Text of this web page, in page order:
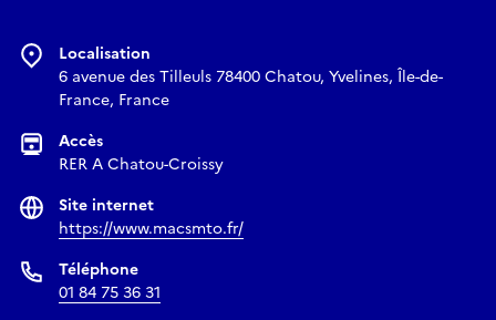
Localisation
6 avenue des Tilleuls 78400 Chatou, Yvelines, Île-de-
France, France
Accès
RER A Chatou-Croissy
Site internet
https://www.macsmto.fr/
Téléphone
01 84 75 36 31